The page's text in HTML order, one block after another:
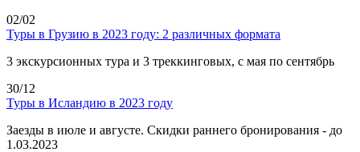
02/02
Туры в Грузию в 2023 году: 2 различных формата
3 экскурсионных тура и 3 треккинговых, с мая по сентябрь
30/12
Туры в Исландию в 2023 году
Заезды в июле и августе. Скидки раннего бронирования - до
1.03.2023